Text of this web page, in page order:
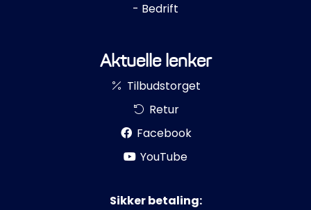
- Bedrift
Aktuelle lenker
Tilbudstorget
Retur
Facebook
YouTube
Sikker betaling: